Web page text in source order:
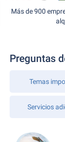
Más de 900
Preguntas
Temas
Servicios